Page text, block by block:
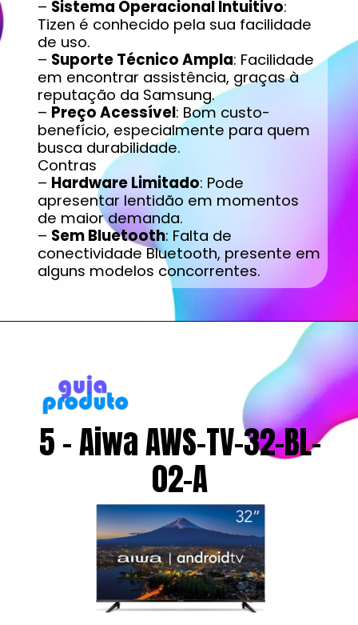
– Sistema Operacional Intuitivo:
Tizen é conhecido pela sua facilidade
de uso.
– Suporte Técnico Ampla: Facilidade
em encontrar assistência, graças à
reputação da Samsung.
– Preço Acessível: Bom custo-
benefício, especialmente para quem
busca durabilidade.
Contras
– Hardware Limitado: Pode
apresentar lentidão em momentos
de maior demanda.
– Sem Bluetooth: Falta de
conectividade Bluetooth, presente em
alguns modelos concorrentes.
5 - Aiwa AWS-TV-32-BL-
02-A